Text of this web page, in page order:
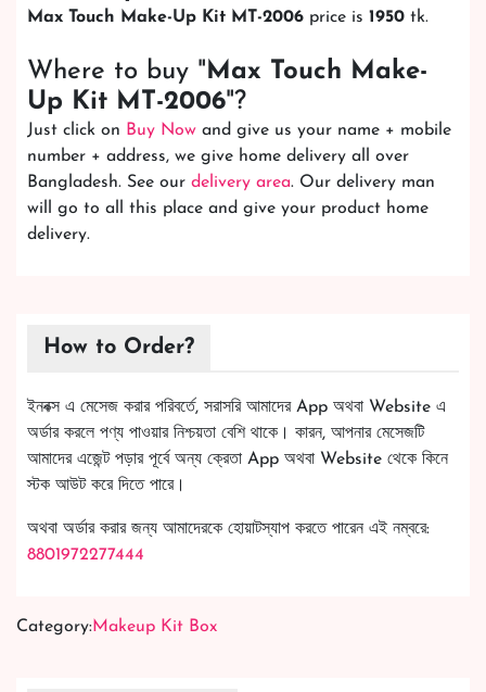
Max Touch Make-Up Kit MT-2006 price is 1950 tk.
Where to buy " Max Touch Make-
Up Kit MT-2006"?
Just click on Buy Now and give us your name + mobile
number + address, we give home delivery all over
Bangladesh. See our delivery area. Our delivery man
will go to all this place and give your product home
delivery.
How to Order?
ইনবক্স এ মেসেজ করার পরিবর্তে, সরাসরি আমাদের App অথবা Website এ
অর্ডার করলে পণ্য পাওয়ার নিশ্চয়তা বেশি থাকে। কারন, আপনার মেসেজটি
আমাদের এজেন্ট পড়ার পূর্বে অন্য ক্রেতা App অথবা Website থেকে কিনে
স্টক আউট করে দিতে পারে।
অথবা অর্ডার করার জন্য আমাদেরকে হোয়াটস্যাপ করতে পারেন এই নম্বরে:
8801972277444
Category:Makeup Kit Box